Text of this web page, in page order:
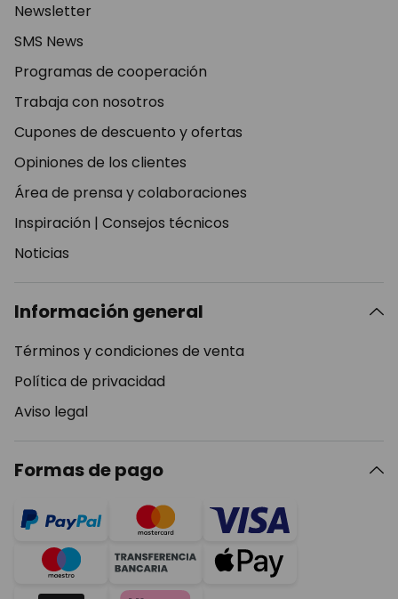
Newsletter
SMS News
Programas de cooperación
Trabaja con nosotros
Cupones de descuento y ofertas
Opiniones de los clientes
Área de prensa y colaboraciones
Inspiración | Consejos técnicos
Noticias
Información general
Términos y condiciones de venta
Política de privacidad
Aviso legal
Formas de pago